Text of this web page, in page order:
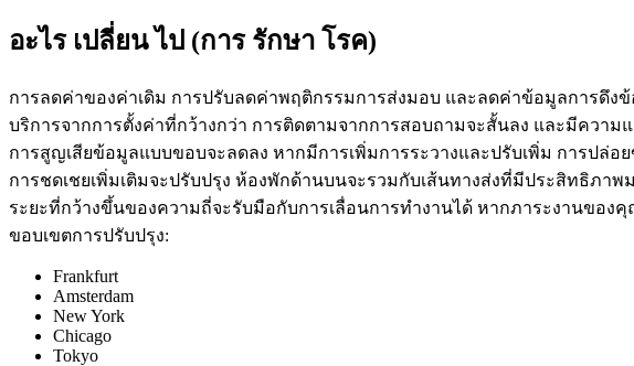
อะไร เปลี่ยน ไป (การ รักษา โรค)
การลดค่าของค่าเดิม การปรับลดค่าพฤติกรรมการส่งมอบ และลดค่าข้อมูลการดึง
บริการจากการตั้งค่าที่กว้างกว่า การติดตามจากการสอบถามจะสั้นลง และมีความ
การสูญเสียข้อมูลแบบขอบจะลดลง หากมีการเพิ่มการระวางและปรับเพิ่ม การป
การชดเชยเพิ่มเติมจะปรับปรุง ห้องพักด้านบนจะรวมกับเส้นทางส่งที่มีประสิทธิภ
ระยะที่กว้างขึ้นของความถี่จะรับมือกับการเลื่อนการทํางานได้ หากภาระงานขอ
ขอบเขตการปรับปรุง:
Frankfurt
Amsterdam
New York
Chicago
Tokyo